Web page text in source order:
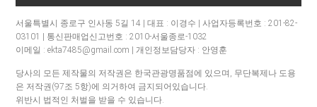
서울특별시 종로구 인사동 5길 14 | 대표 : 이경수 | 사업자등록번호 : 201-82-
03101 | 통신판매업신고번호 : 2010-서울종로-1032
이메일 : ekta7485@gmail.com | 개인정보담당자 : 안영훈
당사의 모든 제작물의 저작권은 한국관광명품점에 있으며, 무단복제나 도용
은 저작권(97조 5항)에 의거하여 금지되어있습니다.
위반시 법적인 처벌을 받을 수 있습니다.